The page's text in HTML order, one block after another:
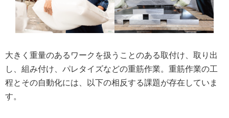
大きく重量のあるワークを扱うことのある取付け、取り出
し、組み付け、パレタイズなどの重筋作業。重筋作業の工
程とその自動化には、以下の相反する課題が存在していま
す。